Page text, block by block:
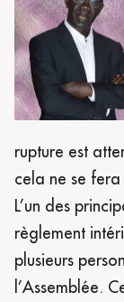
rupture est
cela ne se
L’un des
règlement
plusieurs
l’Assemblée.